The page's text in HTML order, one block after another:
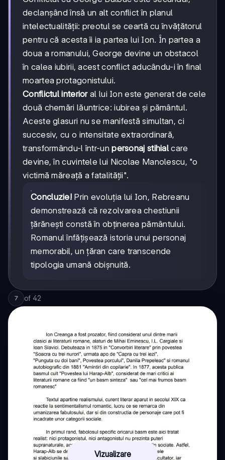
declanșând însă un alt conflict în planul
intelectualității: preotul se ceartă cu învățătorul
pentru că acesta îi ia partea lui Ion. În partea a
doua a romanului, George devine un obstacol
în calea iubirii, acest conflict aducându-i în final
moartea protagonistului.
Conflictul interioral lui Ion este generat de cele
două chemări lăuntrice: iubirea și pământul.
Aceste glasuri nu se manifestă simultan, ci
succesiv, cu o intensitate extraordinară,
transformându-l într-unpersonaj stihial care
devine, în cuvintele lui Nicolae Manolescu, "o
victimă măreață a fatalității".
Concluzie! Prin evoluția lui Ion, Rebreanu
demonstrează că rezolvarea chestiunii
țărănești constă în obținerea pământului.
Romanul înfățișează istoria unui personaj
memorabil, un țăran care transcende
tipologia umană obișnuită.
7 of 42
Vizualizare